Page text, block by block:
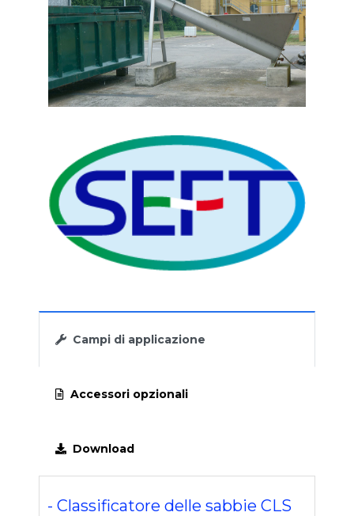
INTERNA PER GRIGLIATURA FINE IFS
SGRIGLIATORE GRIGLIA A BARRE /
CATENA CRS
SGRIGLIATORE AUTOMATICO - GRIGLIA
VERTICALE A NASTRO BLT
GRIGLIA AUTOMATICA A GRADINI GPG
GRIGLIA A SCALA MOBILE GSM
GRIGLIA DA CANALE MANUALE GCM
Campi di applicazione
Accessori opzionali
Download
- Classificatore delle sabbie CLS